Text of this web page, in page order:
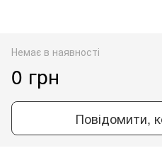
Немає в наявності
0 грн
Повідомити,